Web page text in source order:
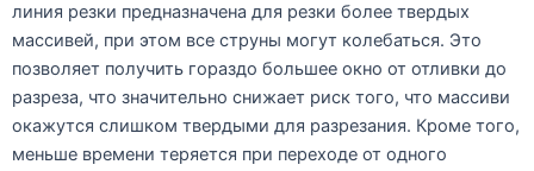
линия резки предназначена для резки более твердых
массивей, при этом все струны могут колебаться. Это
позволяет получить гораздо большее окно от отливки до
разреза, что значительно снижает риск того, что массиви
окажутся слишком твердыми для разрезания. Кроме того,
меньше времени теряется при переходе от одного